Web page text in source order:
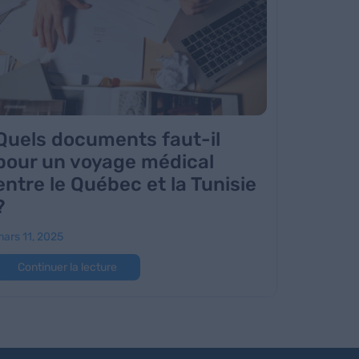
documents faut-il
un voyage médical
le Québec et la Tunisie
11, 2025
Continuer la lecture